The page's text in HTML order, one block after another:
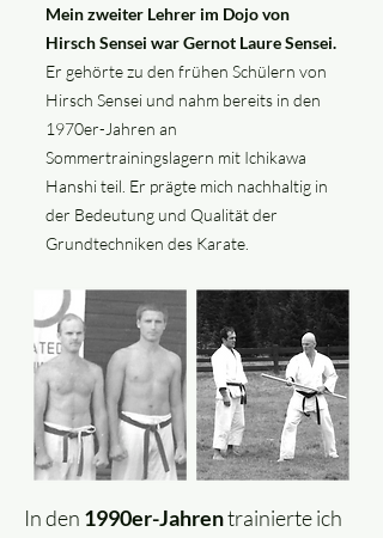
Mein zweiter Lehrer im Dojo von
Hirsch Sensei war Gernot Laure Sensei.
Er gehörte zu den frühen Schülern von
Hirsch Sensei und nahm bereits in den
1970er-Jahren an
Sommertrainingslagern mit Ichikawa
Hanshi teil. Er prägte mich nachhaltig in
der Bedeutung und Qualität der
Grundtechniken des Karate.
In den 1990er-Jahrentrainierte ich